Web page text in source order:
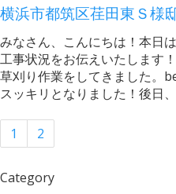
横浜市都筑区荏田東Ｓ
みなさん、こんにちは！本日
工事状況をお伝えいたします
草刈り作業をしてきました。
スッキリとなりました！後日
1 2
Category